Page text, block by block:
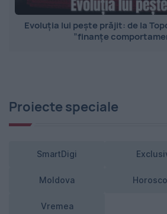
Evoluția lui pește prăjit: de la
”finanțe
Proiecte speciale
SmartDigi
Moldova
Vremea